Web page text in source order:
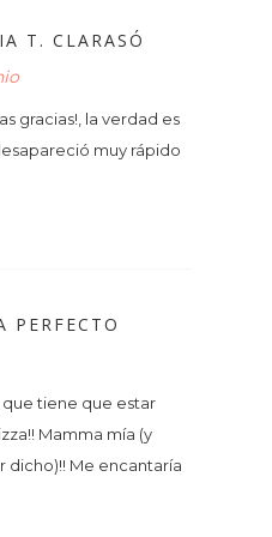
T. CLARASÓ
gracias!, la verdad es
muy rápido
PERFECTO
que tiene que estar
Mamma mía (y
dicho)!! Me encantaría